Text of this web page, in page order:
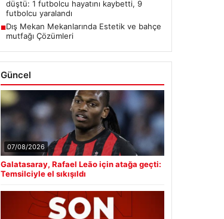
düştü: 1 futbolcu hayatını kaybetti, 9
futbolcu yaralandı
■Dış Mekan Mekanlarında Estetik ve bahçe
mutfağı Çözümleri
Güncel
07/08/2026
Galatasaray, Rafael Leão için atağa geçti:
Temsilciyle el sıkışıldı